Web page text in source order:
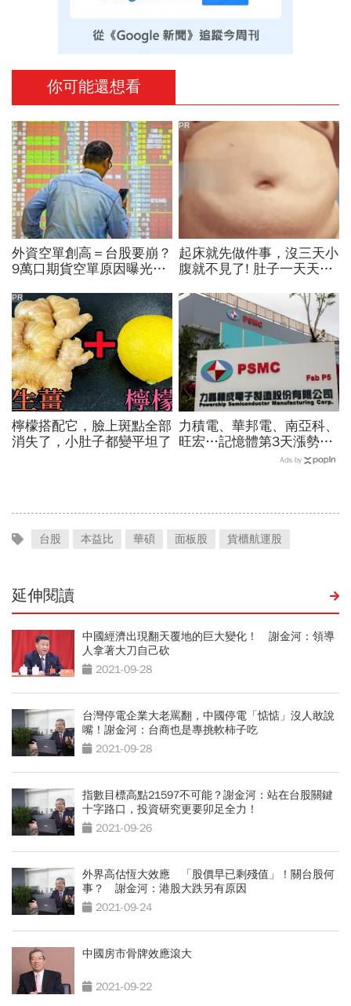
你可能還想看
外資空單創高＝台股要崩？
9萬口期貨空單原因曝光！
「快換9檔AI飆股」賺Q3大
行情
起床就先做件事，沒三天小
腹就不見了! 肚子一天天變
PR
檸檬搭配它，臉上斑點全部
消失了，小肚子都變平坦了
PR
力積電、華邦電、南亞科、
旺宏…記憶體第3天漲勢繼
續，外資只剩它沒買超還大
Ads by
台股 本益比 華碩 面板股 貨櫃航運股
延伸閱讀
中國經濟出現翻天覆地的巨大變化！ 謝金河：領導
人拿著大刀自己砍
2021-09-28
台灣停電企業大老罵翻，中國停電「惦惦」沒人敢說
嘴！謝金河：台商也是專挑軟柿子吃
2021-09-28
指數目標高點21597不可能？謝金河：站在台股關鍵
十字路口，投資研究更要卯足全力！
2021-09-26
外界高估恆大效應 「股價早已剩殘值」！關台股何
事？ 謝金河：港股大跌另有原因
2021-09-24
中國房市骨牌效應滾大
2021-09-22